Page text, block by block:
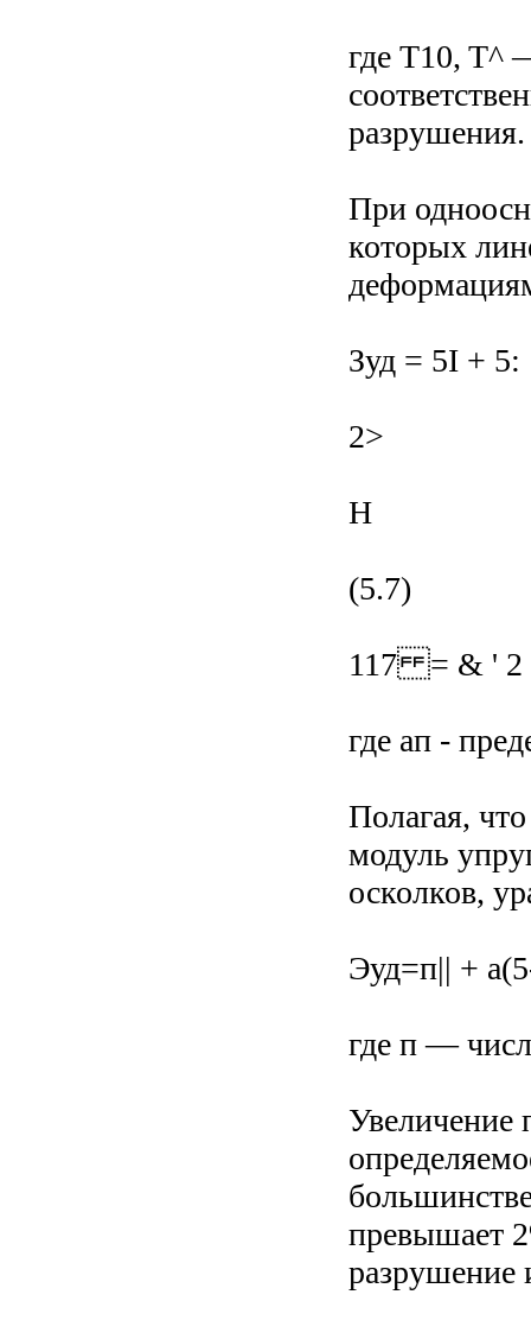
где T10, T^
разрушения.
При
которых
Зуд = 5I + 5:
2>
H
(5.7)
117 = & ' 2
где ап -
Полагая,
модуль
осколков,
Эуд=п|| +
где п —
Увеличение
превышает
разрушение